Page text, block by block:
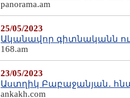
panorama.am
25/05/2023
Ականավոր գիտնականն ու
168.am
23/05/2023
Աստղիկ Բաբաջանյան․
ankakh.com